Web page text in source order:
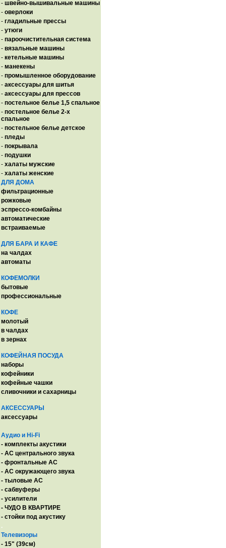
- швейно-вышивальные машины
- оверлоки
- гладильные прессы
- утюги
- пароочистительная система
- вязальные машины
- кетельные машины
- манекены
- промышленное оборудование
- аксессуары для шитья
- аксессуары для прессов
- постельное белье 1,5 спальное
- постельное белье 2-х
спальное
- постельное белье детское
- пледы
- покрывала
- подушки
- халаты мужские
- халаты женские
ДЛЯ ДОМА
фильтрационные
рожковые
эспрессо-комбайны
автоматические
встраиваемые
ДЛЯ БАРА И КАФЕ
на чалдах
автоматы
КОФЕМОЛКИ
бытовые
профессиональные
КОФЕ
молотый
в чалдах
в зернах
КОФЕЙНАЯ ПОСУДА
наборы
кофейники
кофейные чашки
сливочники и сахарницы
АКСЕССУАРЫ
аксессуары
Аудио и Hi-Fi
- комплекты акустики
- AC центрального звука
- фронтальные АС
- АС окружающего звука
- тыловые АС
- сабвуферы
- усилители
- ЧУДО В КВАРТИРЕ
- стойки под акустику
.
Телевизоры
- 15" (39см)